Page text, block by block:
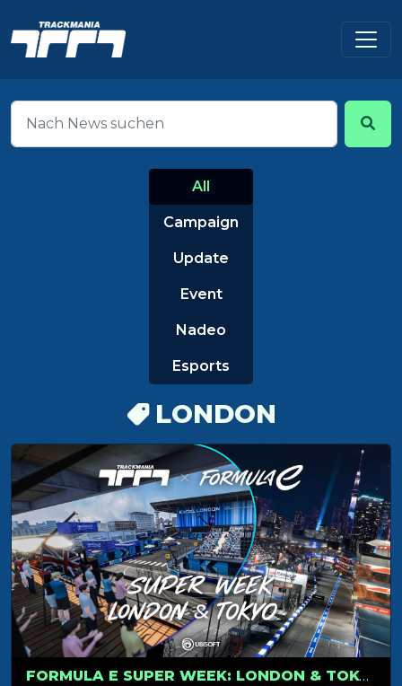
All
Campaign
Update
Event
Nadeo
Esports
LONDON
FORMULA E SUPER WEEK: LONDON & TOKYO